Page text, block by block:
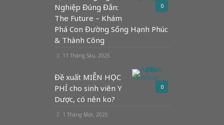
0
Nghiệp Đúng Đắn:
The Future – Khám
Phá Con Đường Sống Hạnh Phúc
& Thành Công
11 Tháng Sáu, 2025
0
Đề xuất MIỄN HỌC
PHÍ cho sinh viên Y
Dược, có nên ko?
1 Tháng Một, 2025